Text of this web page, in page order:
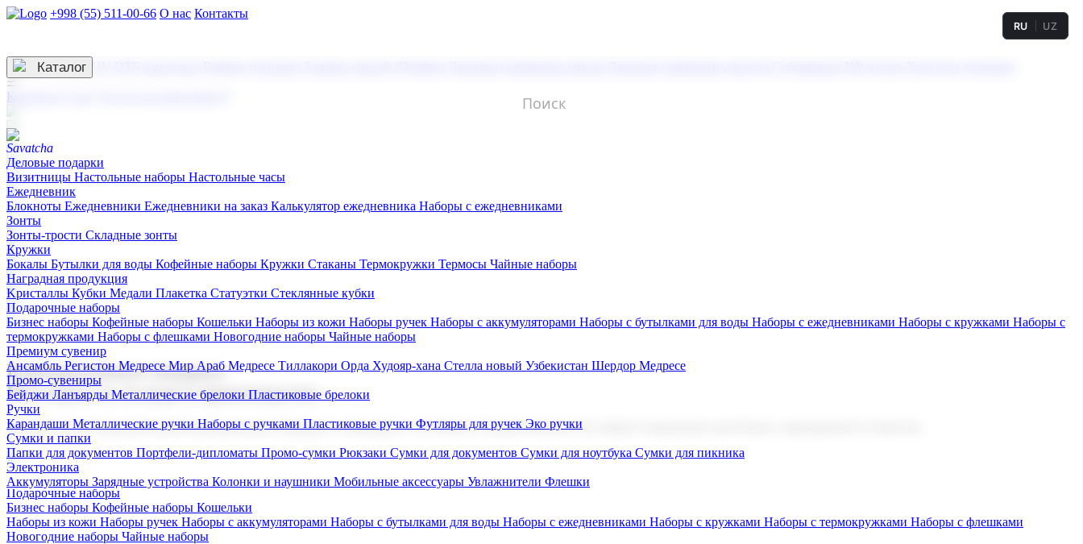
+998 (55) 511-00-66 О нас Контакты
3D гравировка
RU UZ
☰
Контакты
Каталог
Деловые подарки
Визитницы Настольные наборы Настольные часы
Ежедневник
Блокноты Ежедневники Ежедневники на заказ Калькулятор ежедневника Наборы с ежедневниками
Зонты
Зонты-трости Складные зонты
Кружки
Бокалы Бутылки для воды Кофейные наборы Кружки Стаканы Термокружки Термосы Чайные наборы
Наградная продукция
Kристаллы Кубки Медали Плакетка Статуэтки Стеклянные кубки
Подарочные наборы
Бизнес наборы Кофейные наборы Кошельки Наборы из кожи Наборы ручек Наборы с аккумуляторами Наборы с бутылками для воды Наборы с ежедневниками Наборы с кружками Наборы с
термокружками Наборы с флешками Новогодние наборы Чайные наборы
Премиум сувенир
Ансамбль Регистон Медресе Мир Араб Медресе Тиллакори Орда Худояр-хана Стелла новый Узбекистан Шердор Медресе
Промо-сувениры
Бейджи Ланъярды Металлические брелоки Пластиковые брелоки
Ручки
Карандаши Металлические ручки Наборы с ручками Пластиковые ручки Футляры для ручек Эко ручки
Сумки и папки
Папки для документов Портфели-дипломаты Промо-сумки Рюкзаки Сумки для документов Сумки для ноутбука Сумки для пикника
Электроника
Аккумуляторы Зарядные устройства Колонки и наушники Мобильные аксессуары Увлажнители Флешки
Корпоративные подарки
Поставка со склада и производство
Мы предлагаем широкий выбор корпоративных подарков и сувениров с логотипом. В нашем каталоге вы найдете продукцию для бизнеса, мероприятия и клиентов.
Подарочные наборы
Бизнес наборы Кофейные наборы Кошельки
Наборы из кожи Наборы ручек Наборы с аккумуляторами Наборы с бутылками для воды Наборы с ежедневниками Наборы с кружками Наборы с термокружками Наборы с флешками
Новогодние наборы Чайные наборы